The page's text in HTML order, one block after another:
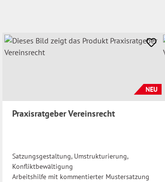
NEU
Praxisratgeber Vereinsrecht
Satzungsgestaltung, Umstrukturierung,
Konfliktbewältigung
Arbeitshilfe mit kommentierter Mustersatzung